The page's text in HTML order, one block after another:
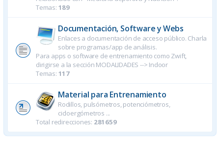
Temas: 189
Documentación, Software y Webs
Enlaces a documentación de acceso público. Charla
sobre programas/app de análisis.
Para apps o software de entrenamiento como Zwift,
dirigirse a la sección MODALIDADES --> Indoor
Temas: 117
Material para Entrenamiento
Rodillos, pulsómetros, potenciómetros,
cicloergómetros ...
Total redirecciones: 281659